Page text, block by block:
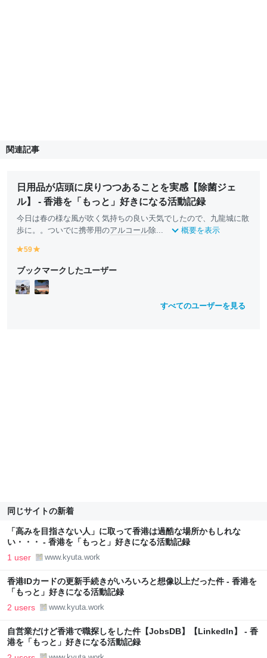
関連記事
日用品が店頭に戻りつつあることを実感【除菌ジェ
ル】 - 香港を「もっと」好きになる活動記録
今日は春の様な風が吹く気持ちの良い天気でしたので、九龍城に散
歩に。。ついでに携帯用のアルコール除... 概要を表示
y
ll
o
w
59
ll
o
w
ブックマークしたユーザー
すべてのユーザーを見る
同じサイトの新着
「高みを目指さない人」に取って香港は過酷な場所かもしれな
い・・・ - 香港を「もっと」好きになる活動記録
1 user www.kyuta.work
香港IDカードの更新手続きがいろいろと想像以上だった件 - 香港を
「もっと」好きになる活動記録
2 users www.kyuta.work
自営業だけど香港で職探しをした件【JobsDB】【LinkedIn】 - 香
港を「もっと」好きになる活動記録